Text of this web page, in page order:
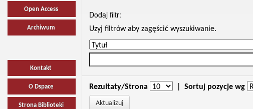
Open Access
Archiwum
Kontakt
O Dspace
Strona Biblioteki
Dodaj filtr:
Uzyj filtrów aby zagęścić wyszukiwanie.
Rezultaty/Strona Sortuj pozycje wg